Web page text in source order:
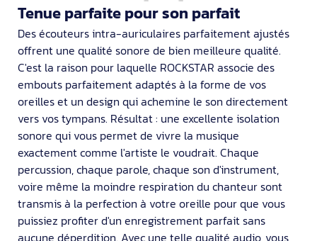
Tenue parfaite pour son parfait
Des écouteurs intra-auriculaires parfaitement ajustés
offrent une qualité sonore de bien meilleure qualité.
C'est la raison pour laquelle ROCKSTAR associe des
embouts parfaitement adaptés à la forme de vos
oreilles et un design qui achemine le son directement
vers vos tympans. Résultat : une excellente isolation
sonore qui vous permet de vivre la musique
exactement comme l'artiste le voudrait. Chaque
percussion, chaque parole, chaque son d'instrument,
voire même la moindre respiration du chanteur sont
transmis à la perfection à votre oreille pour que vous
puissiez profiter d'un enregistrement parfait sans
aucune déperdition. Avec une telle qualité audio, vous